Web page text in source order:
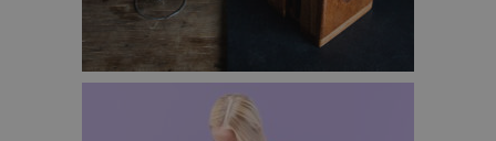
FLESSENPUZZEL GEDULDSPELLETJE – €24,95